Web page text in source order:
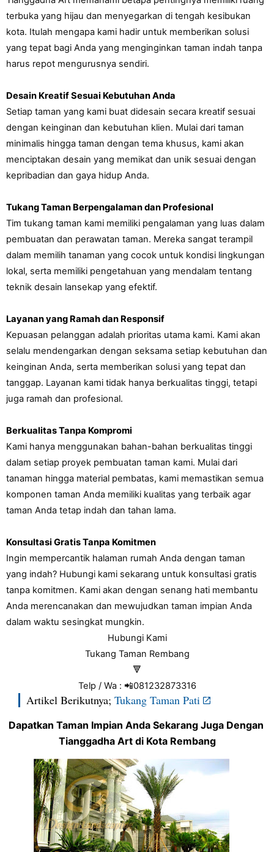
terbuka yang hijau dan menyegarkan di tengah kesibukan
kota. Itulah mengapa kami hadir untuk memberikan solusi
yang tepat bagi Anda yang menginginkan taman indah tanpa
harus repot mengurusnya sendiri.
Desain Kreatif Sesuai Kebutuhan Anda
Setiap taman yang kami buat didesain secara kreatif sesuai
dengan keinginan dan kebutuhan klien. Mulai dari taman
minimalis hingga taman dengan tema khusus, kami akan
menciptakan desain yang memikat dan unik sesuai dengan
kepribadian dan gaya hidup Anda.
Tukang Taman Berpengalaman dan Profesional
Tim tukang taman kami memiliki pengalaman yang luas dalam
pembuatan dan perawatan taman. Mereka sangat terampil
dalam memilih tanaman yang cocok untuk kondisi lingkungan
lokal, serta memiliki pengetahuan yang mendalam tentang
teknik desain lansekap yang efektif.
Layanan yang Ramah dan Responsif
Kepuasan pelanggan adalah prioritas utama kami. Kami akan
selalu mendengarkan dengan seksama setiap kebutuhan dan
keinginan Anda, serta memberikan solusi yang tepat dan
tanggap. Layanan kami tidak hanya berkualitas tinggi, tetapi
juga ramah dan profesional.
Berkualitas Tanpa Kompromi
Kami hanya menggunakan bahan-bahan berkualitas tinggi
dalam setiap proyek pembuatan taman kami. Mulai dari
tanaman hingga material pembatas, kami memastikan semua
komponen taman Anda memiliki kualitas yang terbaik agar
taman Anda tetap indah dan tahan lama.
Konsultasi Gratis Tanpa Komitmen
Ingin mempercantik halaman rumah Anda dengan taman
yang indah? Hubungi kami sekarang untuk konsultasi gratis
tanpa komitmen. Kami akan dengan senang hati membantu
Anda merencanakan dan mewujudkan taman impian Anda
dalam waktu sesingkat mungkin.
Hubungi Kami
Tukang Taman Rembang
🔻
Telp / Wa : 📲081232873316
Artikel Berikutnya; Tukang Taman Pati
Dapatkan Taman Impian Anda Sekarang Juga Dengan
Tianggadha Art di Kota Rembang